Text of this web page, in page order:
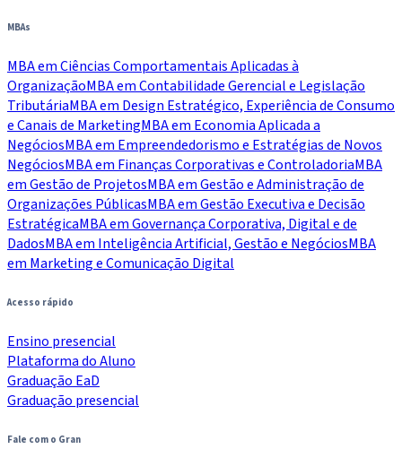
MBAs
MBA em Ciências Comportamentais Aplicadas à
OrganizaçãoMBA em Contabilidade Gerencial e Legislação
TributáriaMBA em Design Estratégico, Experiência de Consumo
e Canais de MarketingMBA em Economia Aplicada a
NegóciosMBA em Empreendedorismo e Estratégias de Novos
NegóciosMBA em Finanças Corporativas e ControladoriaMBA
em Gestão de ProjetosMBA em Gestão e Administração de
Organizações PúblicasMBA em Gestão Executiva e Decisão
EstratégicaMBA em Governança Corporativa, Digital e de
DadosMBA em Inteligência Artificial, Gestão e NegóciosMBA
em Marketing e Comunicação Digital
Acesso rápido
Ensino presencial
Plataforma do Aluno
Graduação EaD
Graduação presencial
Fale com o Gran